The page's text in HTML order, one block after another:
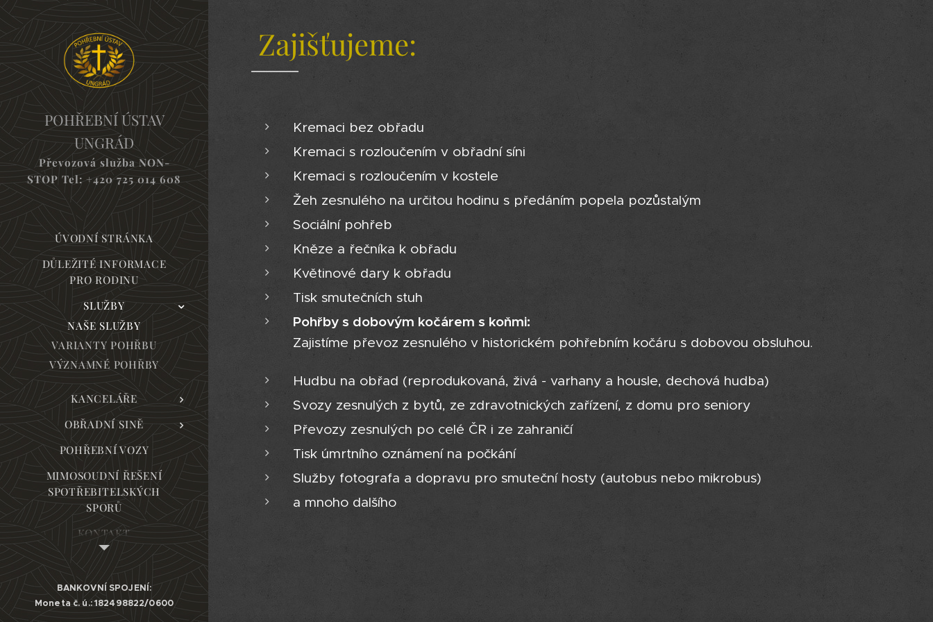
POHŘEBNÍ ÚSTAV
UNGRÁD
Převozová služba NON-
STOP Tel: +420 725 014 608
ÚVODNÍ STRÁNKA
DŮLEŽITÉ INFORMACE
PRO RODINU
SLUŽBY
NAŠE SLUŽBY
VARIANTY POHŘBU
VÝZNAMNÉ POHŘBY
KANCELÁŘE
OBŘADNÍ SINĚ
POHŘEBNÍ VOZY
MIMOSOUDNÍ ŘEŠENÍ
SPOTŘEBITELSKÝCH
SPORŮ
KONTAKT
Zajišťujeme:
Kremaci bez obřadu
Kremaci s rozloučením v obřadní síni
Kremaci s rozloučením v kostele
Žeh zesnulého na určitou hodinu s předáním popela pozůstalým
Sociální pohřeb
Kněze a řečníka k obřadu
Květinové dary k obřadu
Tisk smutečních stuh
Pohřby s dobovým kočárem s koňmi:
Zajistíme převoz zesnulého v historickém pohřebním kočáru s dobovou obsluhou.
Hudbu na obřad (reprodukovaná, živá - varhany a housle, dechová hudba)
Svozy zesnulých z bytů, ze zdravotnických zařízení, z domu pro seniory
Převozy zesnulých po celé ČR i ze zahraničí
Tisk úmrtního oznámení na počkání
Služby fotografa a dopravu pro smuteční hosty (autobus nebo mikrobus)
a mnoho dalšího
BANKOVNÍ SPOJENÍ:
Moneta č. ú.: 182498822/0600